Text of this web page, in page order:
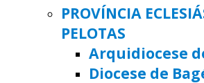
PROVÍNCIA
PELOTAS
Arquidiocese
Diocese de